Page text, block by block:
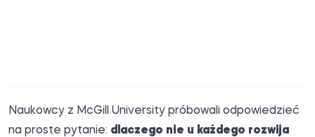
Naukowcy z McGill University próbowali odpowiedzieć
na proste pytanie: dlaczego nie u każdego rozwija